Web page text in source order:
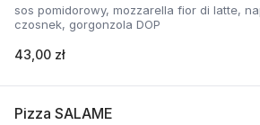
sos pomidorowy, mozzarella fior di latte,
czosnek, gorgonzola DOP
43,00 zł
Pizza SALAME